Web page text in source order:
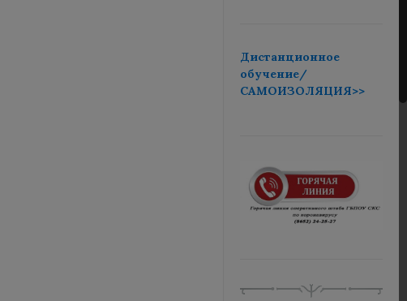
Дистанционное
обучение/
САМОИЗОЛЯЦИЯ>>